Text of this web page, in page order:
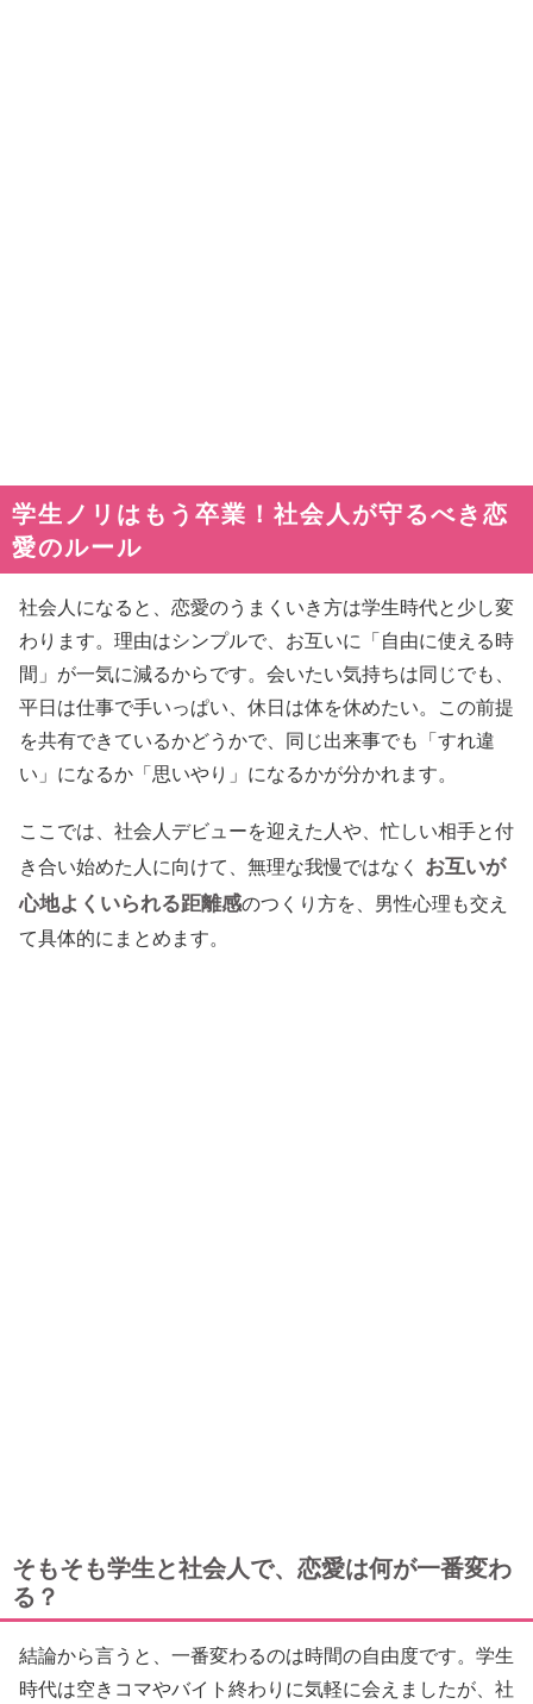
学生ノリはもう卒業！社会人が守るべき恋
愛のルール
社会人になると、恋愛のうまくいき方は学生時代と少し変
わります。理由はシンプルで、お互いに「自由に使える時
間」が一気に減るからです。会いたい気持ちは同じでも、
平日は仕事で手いっぱい、休日は体を休めたい。この前提
を共有できているかどうかで、同じ出来事でも「すれ違
い」になるか「思いやり」になるかが分かれます。
ここでは、社会人デビューを迎えた人や、忙しい相手と付
き合い始めた人に向けて、無理な我慢ではなく
お互いが
心地よくいられる距離感のつくり方を、男性心理も交え
て具体的にまとめます。
そもそも学生と社会人で、恋愛は何が一番変わ
る？
結論から言うと、一番変わるのは時間の自由度です。学生
時代は空きコマやバイト終わりに気軽に会えましたが、社